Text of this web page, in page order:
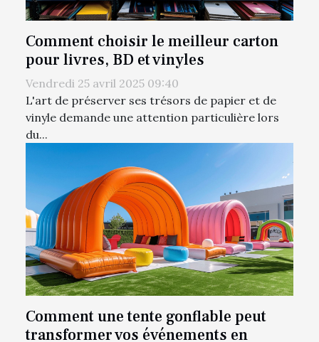
Comment choisir le meilleur carton
pour livres, BD et vinyles
Vendredi 25 avril 2025 09:40
L'art de préserver ses trésors de papier et de
vinyle demande une attention particulière lors
du...
Comment une tente gonflable peut
transformer vos événements en